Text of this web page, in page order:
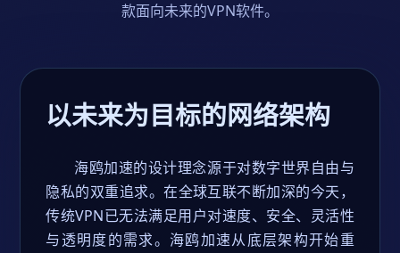
款面向未来的VPN软件。
以未来为目标的网络架构
海鸥加速的设计理念源于对数字世界自由与
隐私的双重追求。在全球互联不断加深的今天，
传统VPN已无法满足用户对速度、安全、灵活性
与透明度的需求。海鸥加速从底层架构开始重